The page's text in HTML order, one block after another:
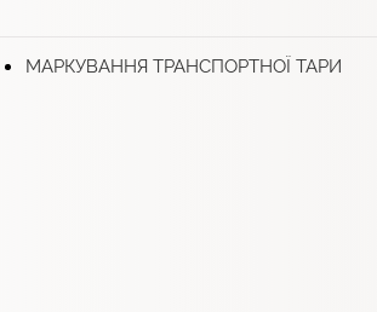
МАРКУВАННЯ ТРАНСПОРТНОЇ ТАРИ